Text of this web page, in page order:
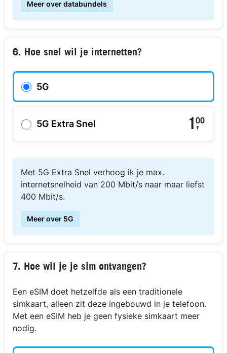
Meer over databundels
6. Hoe snel wil je internetten?
5G
5G Extra Snel 1 ,
00
Met 5G Extra Snel verhoog ik je max.
internetsnelheid van 200 Mbit/s naar maar liefst
400 Mbit/s.
Meer over 5G
7. Hoe wil je je sim ontvangen?
Een eSIM doet hetzelfde als een traditionele
simkaart, alleen zit deze ingebouwd in je telefoon.
Met een eSIM heb je geen fysieke simkaart meer
nodig.